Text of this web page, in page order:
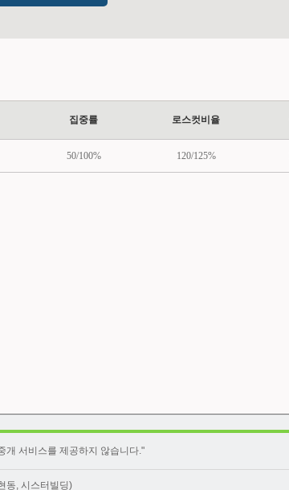
집중률 로스컷비율
50/100% 120/125%
개 서비스를 제공하지 않습니다."
동, 시스터빌딩)